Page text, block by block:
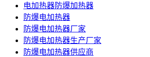
电加热器防爆加热器
防爆电加热器
防爆电加热器厂家
防爆电加热器生产厂家
防爆电加热器供应商